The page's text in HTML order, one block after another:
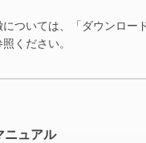
ついては、「ダウンロー
ください。
ニュアル